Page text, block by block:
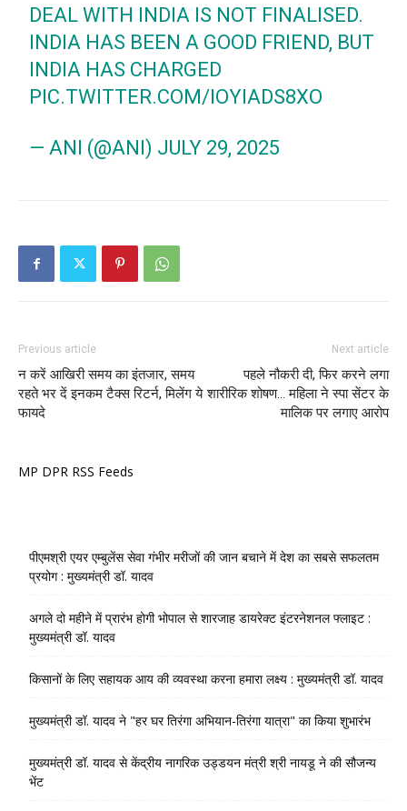
DEAL WITH INDIA IS NOT FINALISED.
INDIA HAS BEEN A GOOD FRIEND, BUT
INDIA HAS CHARGED
PIC.TWITTER.COM/IOYIADS8XO
— ANI (@ANI) JULY 29, 2025
Previous article
न करें आखिरी समय का इंतजार, समय
रहते भर दें इनकम टैक्स रिटर्न, मिलेंग ये
फायदे
Next article
पहले नौकरी दी, फिर करने लगा
शारीरिक शोषण… महिला ने स्पा सेंटर के
मालिक पर लगाए आरोप
MP DPR RSS Feeds
पीएमश्री एयर एम्बुलेंस सेवा गंभीर मरीजों की जान बचाने में देश का सबसे सफलतम
प्रयोग : मुख्यमंत्री डॉ. यादव
अगले दो महीने में प्रारंभ होगी भोपाल से शारजाह डायरेक्ट इंटरनेशनल फ्लाइट :
मुख्यमंत्री डॉ. यादव
किसानों के लिए सहायक आय की व्यवस्था करना हमारा लक्ष्य : मुख्यमंत्री डॉ. यादव
मुख्यमंत्री डॉ. यादव ने "हर घर तिरंगा अभियान-तिरंगा यात्रा" का किया शुभारंभ
मुख्यमंत्री डॉ. यादव से केंद्रीय नागरिक उड्डयन मंत्री श्री नायडू ने की सौजन्य
भेंट